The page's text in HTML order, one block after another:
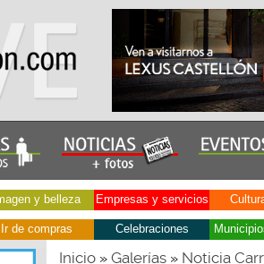
y belleza Empresas y servicios
Ir de compras Celebraciones
Inicio» Galerías» Noticia